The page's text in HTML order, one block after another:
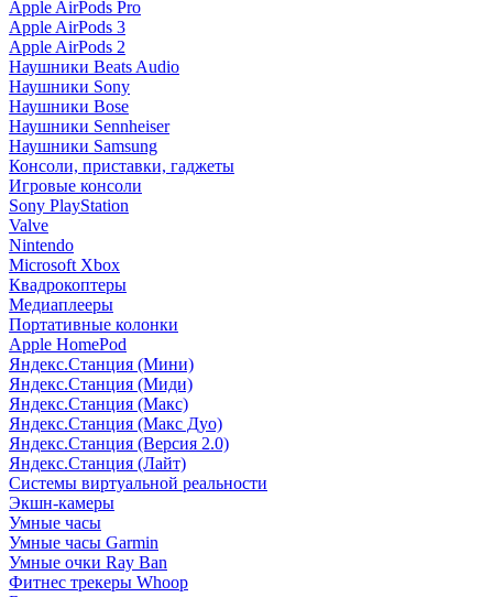
Apple AirPods Pro
Apple AirPods 3
Apple AirPods 2
Наушники Beats Audio
Наушники Sony
Наушники Bose
Наушники Sennheiser
Наушники Samsung
Консоли, приставки, гаджеты
Игровые консоли
Sony PlayStation
Valve
Nintendo
Microsoft Xbox
Квадрокоптеры
Медиаплееры
Портативные колонки
Apple HomePod
Яндекс.Станция (Мини)
Яндекс.Станция (Миди)
Яндекс.Станция (Макс)
Яндекс.Станция (Макс Дуо)
Яндекс.Станция (Версия 2.0)
Яндекс.Станция (Лайт)
Системы виртуальной реальности
Экшн-камеры
Умные часы
Умные часы Garmin
Умные очки Ray Ban
Фитнес трекеры Whoop